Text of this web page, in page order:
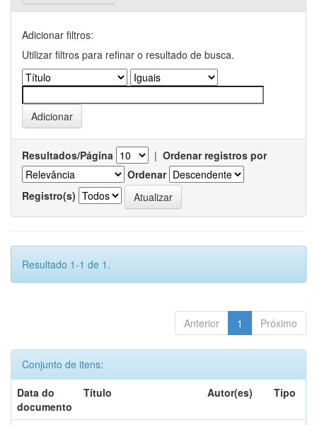
Adicionar filtros:
Utilizar filtros para refinar o resultado de busca.
Resultados/Página | Ordenar registros por
Ordenar
Registro(s)
Resultado 1-1 de 1.
Anterior 1 Próximo
Conjunto de itens:
Data do
documento
Título Autor(es) Tipo